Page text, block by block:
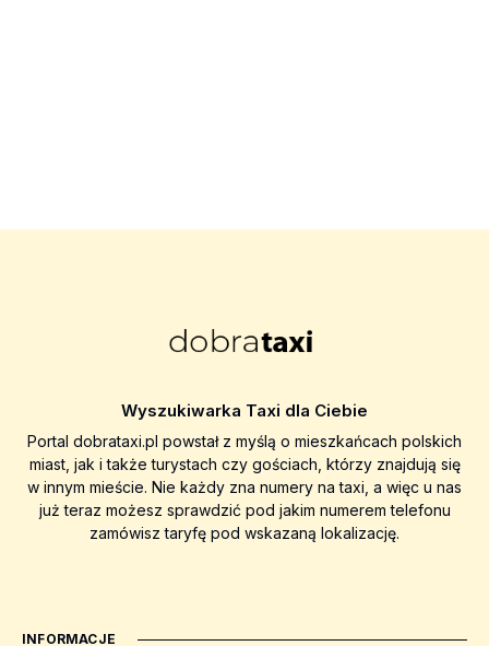
Wyszukiwarka Taxi dla Ciebie
Portal dobrataxi.pl powstał z myślą o mieszkańcach polskich
miast, jak i także turystach czy gościach, którzy znajdują się
w innym mieście. Nie każdy zna numery na taxi, a więc u nas
już teraz możesz sprawdzić pod jakim numerem telefonu
zamówisz taryfę pod wskazaną lokalizację.
INFORMACJE